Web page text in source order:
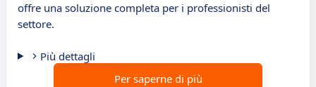
offre una soluzione completa per i professionisti del
settore.
Più dettagli
Per saperne di più